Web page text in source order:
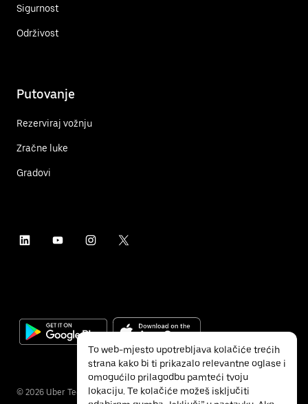
Sigurnost
Održivost
Putovanje
Rezerviraj vožnju
Zračne luke
Gradovi
© 2026 Uber Technologies Inc.
To web-mjesto upotrebljava kolačiće trećih
strana kako bi ti prikazalo relevantne oglase i
omogućilo prilagodbu pamteći tvoju
lokaciju. Te kolačiće možeš isključiti